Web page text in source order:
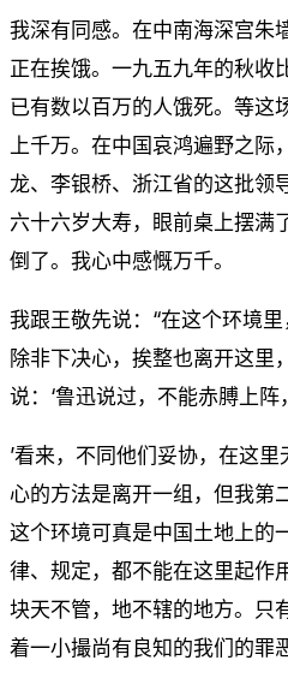
我深有同感。在中南海深宫朱
正在挨饿。一九五九年的秋收
已有数以百万的人饿死。等这
上千万。在中国哀鸿遍野之
龙、李银桥、浙江省的这批领
六十六岁大寿，眼前桌上摆满
倒了。我心中感慨万千。
我跟王敬先说：“在这个环境里
除非下决心，挨整也离开这里
说：‘鲁迅说过，不能赤膊上阵
’看来，不同他们妥协，在这
心的方法是离开一组，但我第
这个环境可真是中国土地上的
律、规定，都不能在这里起作
块天不管，地不辖的地方。只
着一小撮尚有良知的我们的罪